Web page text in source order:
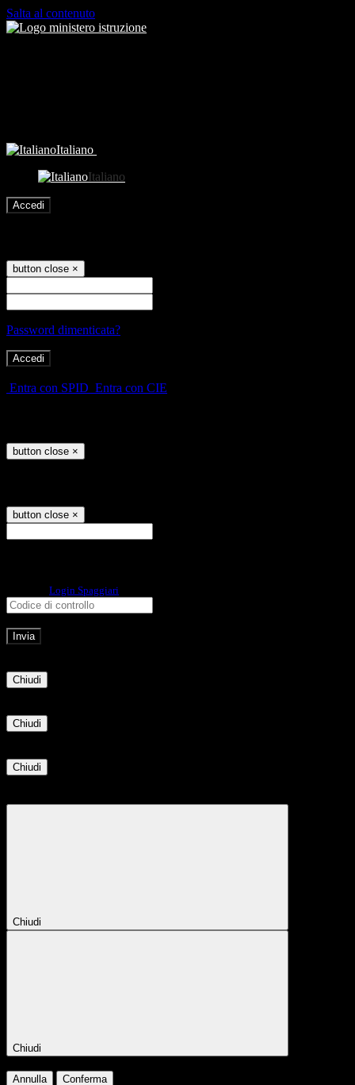
Salta al contenuto
Italiano
Italiano
Accedi
button close ×
Password dimenticata?
Entra con SPID Entra con CIE
button close ×
button close ×
Login Spaggiari
Chiudi
Chiudi
Chiudi
Chiudi
Chiudi
Annulla Conferma